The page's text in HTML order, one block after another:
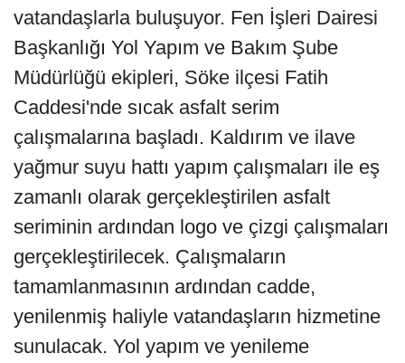
vatandaşlarla buluşuyor. Fen İşleri Dairesi
Başkanlığı Yol Yapım ve Bakım Şube
Müdürlüğü ekipleri, Söke ilçesi Fatih
Caddesi'nde sıcak asfalt serim
çalışmalarına başladı. Kaldırım ve ilave
yağmur suyu hattı yapım çalışmaları ile eş
zamanlı olarak gerçekleştirilen asfalt
seriminin ardından logo ve çizgi çalışmaları
gerçekleştirilecek. Çalışmaların
tamamlanmasının ardından cadde,
yenilenmiş haliyle vatandaşların hizmetine
sunulacak. Yol yapım ve yenileme